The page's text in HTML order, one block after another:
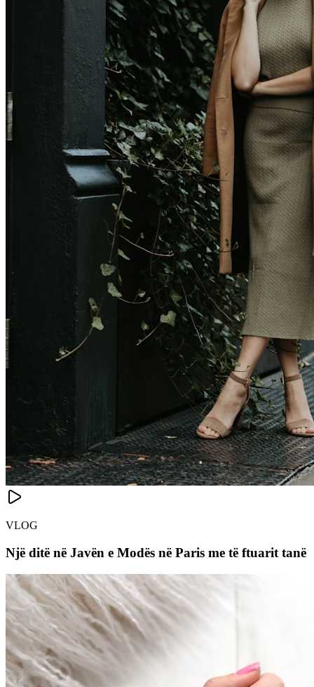
VLOG
Një ditë në Javën e Modës në Paris me të ftuarit tanë